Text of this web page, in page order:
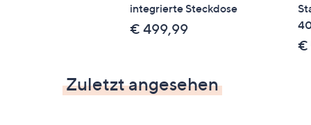
integrierte Steckdose
€ 499,99
€
Zuletzt angesehen